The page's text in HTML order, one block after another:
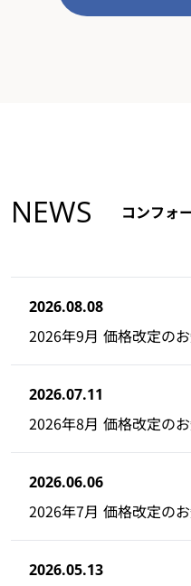
NEWS コンフォ
2026.08.08
2026年9月 価格改定の
2026.07.11
2026年8月 価格改定の
2026.06.06
2026年7月 価格改定の
2026.05.13